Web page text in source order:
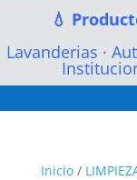
💧
Lavanderias ·
Inicio/